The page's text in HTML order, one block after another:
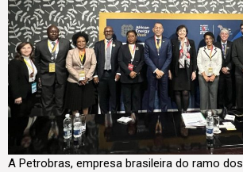
A Petrobras, empresa brasileira do ramo